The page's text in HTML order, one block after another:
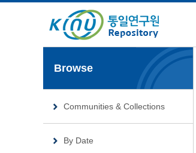
Browse
Communities & Collections
By Date